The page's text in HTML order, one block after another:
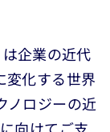
企業の近代
変化する世界
ノロジーの近